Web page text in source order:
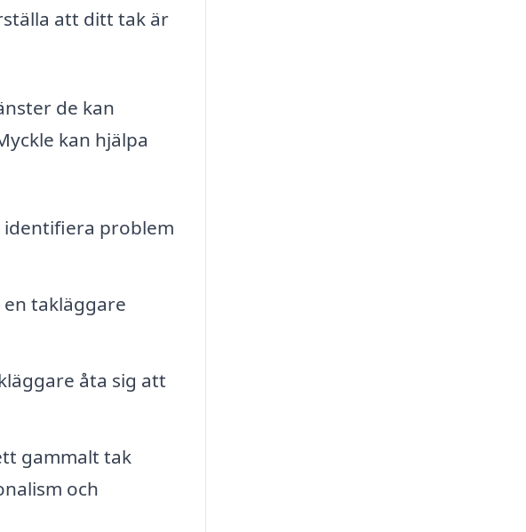
att ditt tak är
de kan
kan hjälpa
identifiera problem
takläggare
åta sig att
gammalt tak
och